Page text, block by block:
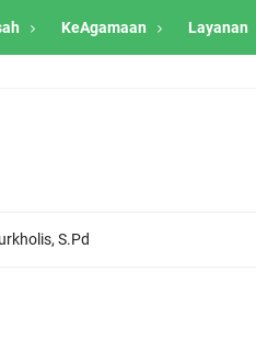
KeAgamaan Layanan
S.Pd